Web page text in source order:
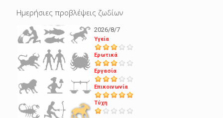
Ημερήσιες προβλέψεις ζωδίων
2026/8/7
Υγεία
Ερωτικά
Εργασία
Επικοινωνία
Τύχη